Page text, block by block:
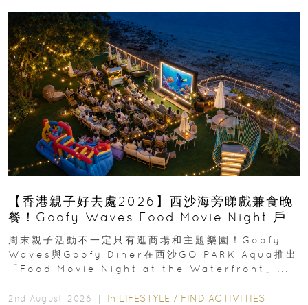
【香港親子好去處2026】西沙海旁睇戲兼食晚
餐！Goofy Waves Food Movie Night 戶
外影院逢週末登場
周末親子活動不一定只有逛商場和主題樂園！Goofy
Waves與Goofy Diner在西沙GO PARK Aqua推出
「Food Movie Night at the Waterfront」...
2nd August, 2026 ｜ In LIFESTYLE / FIND ACTIVITIES